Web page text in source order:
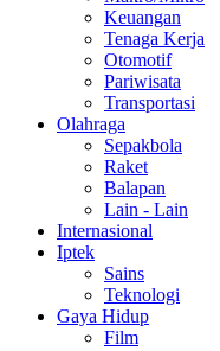
Keuangan
Tenaga Kerja
Otomotif
Pariwisata
Transportasi
Olahraga
Sepakbola
Raket
Balapan
Lain - Lain
Internasional
Iptek
Sains
Teknologi
Gaya Hidup
Film